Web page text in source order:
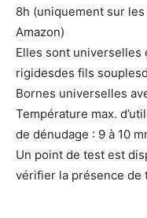
8h (uniquement sur
Amazon)
Elles sont universelles
rigidesdes fils
Bornes universelles
Température max.
de dénudage : 9 à 10
Un point de test est
vérifier la présence de